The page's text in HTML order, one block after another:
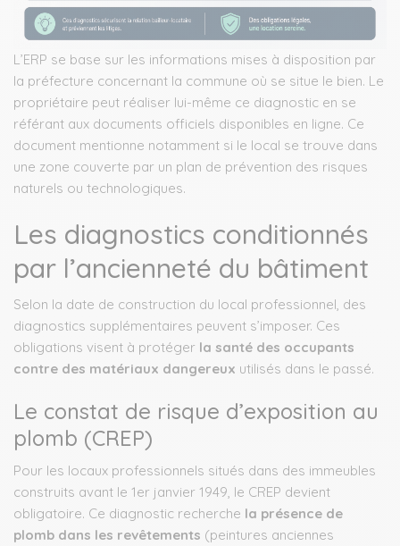
L’ERP se base sur les informations mises à disposition par
la préfecture concernant la commune où se situe le bien. Le
propriétaire peut réaliser lui-même ce diagnostic en se
référant aux documents officiels disponibles en ligne. Ce
document mentionne notamment si le local se trouve dans
une zone couverte par un plan de prévention des risques
naturels ou technologiques.
Les diagnostics conditionnés
par l’ancienneté du bâtiment
Selon la date de construction du local professionnel, des
diagnostics supplémentaires peuvent s’imposer. Ces
obligations visent à protéger la santé des occupants
contre des matériaux dangereux utilisés dans le passé.
Le constat de risque d’exposition au
plomb (CREP)
Pour les locaux professionnels situés dans des immeubles
construits avant le 1er janvier 1949, le CREP devient
obligatoire. Ce diagnostic recherche la présence de
plomb dans les revêtements (peintures anciennes